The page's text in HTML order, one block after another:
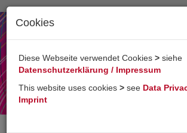
Cookies
Diese Webseite verwendet Cookies > siehe
Datenschutzerklärung / Impressum
This website uses cookies > see Data
Imprint